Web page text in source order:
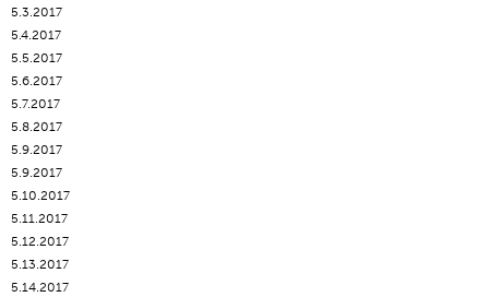
5.3.2017
5.4.2017
5.5.2017
5.6.2017
5.7.2017
5.8.2017
5.9.2017
5.9.2017
5.10.2017
5.11.2017
5.12.2017
5.13.2017
5.14.2017